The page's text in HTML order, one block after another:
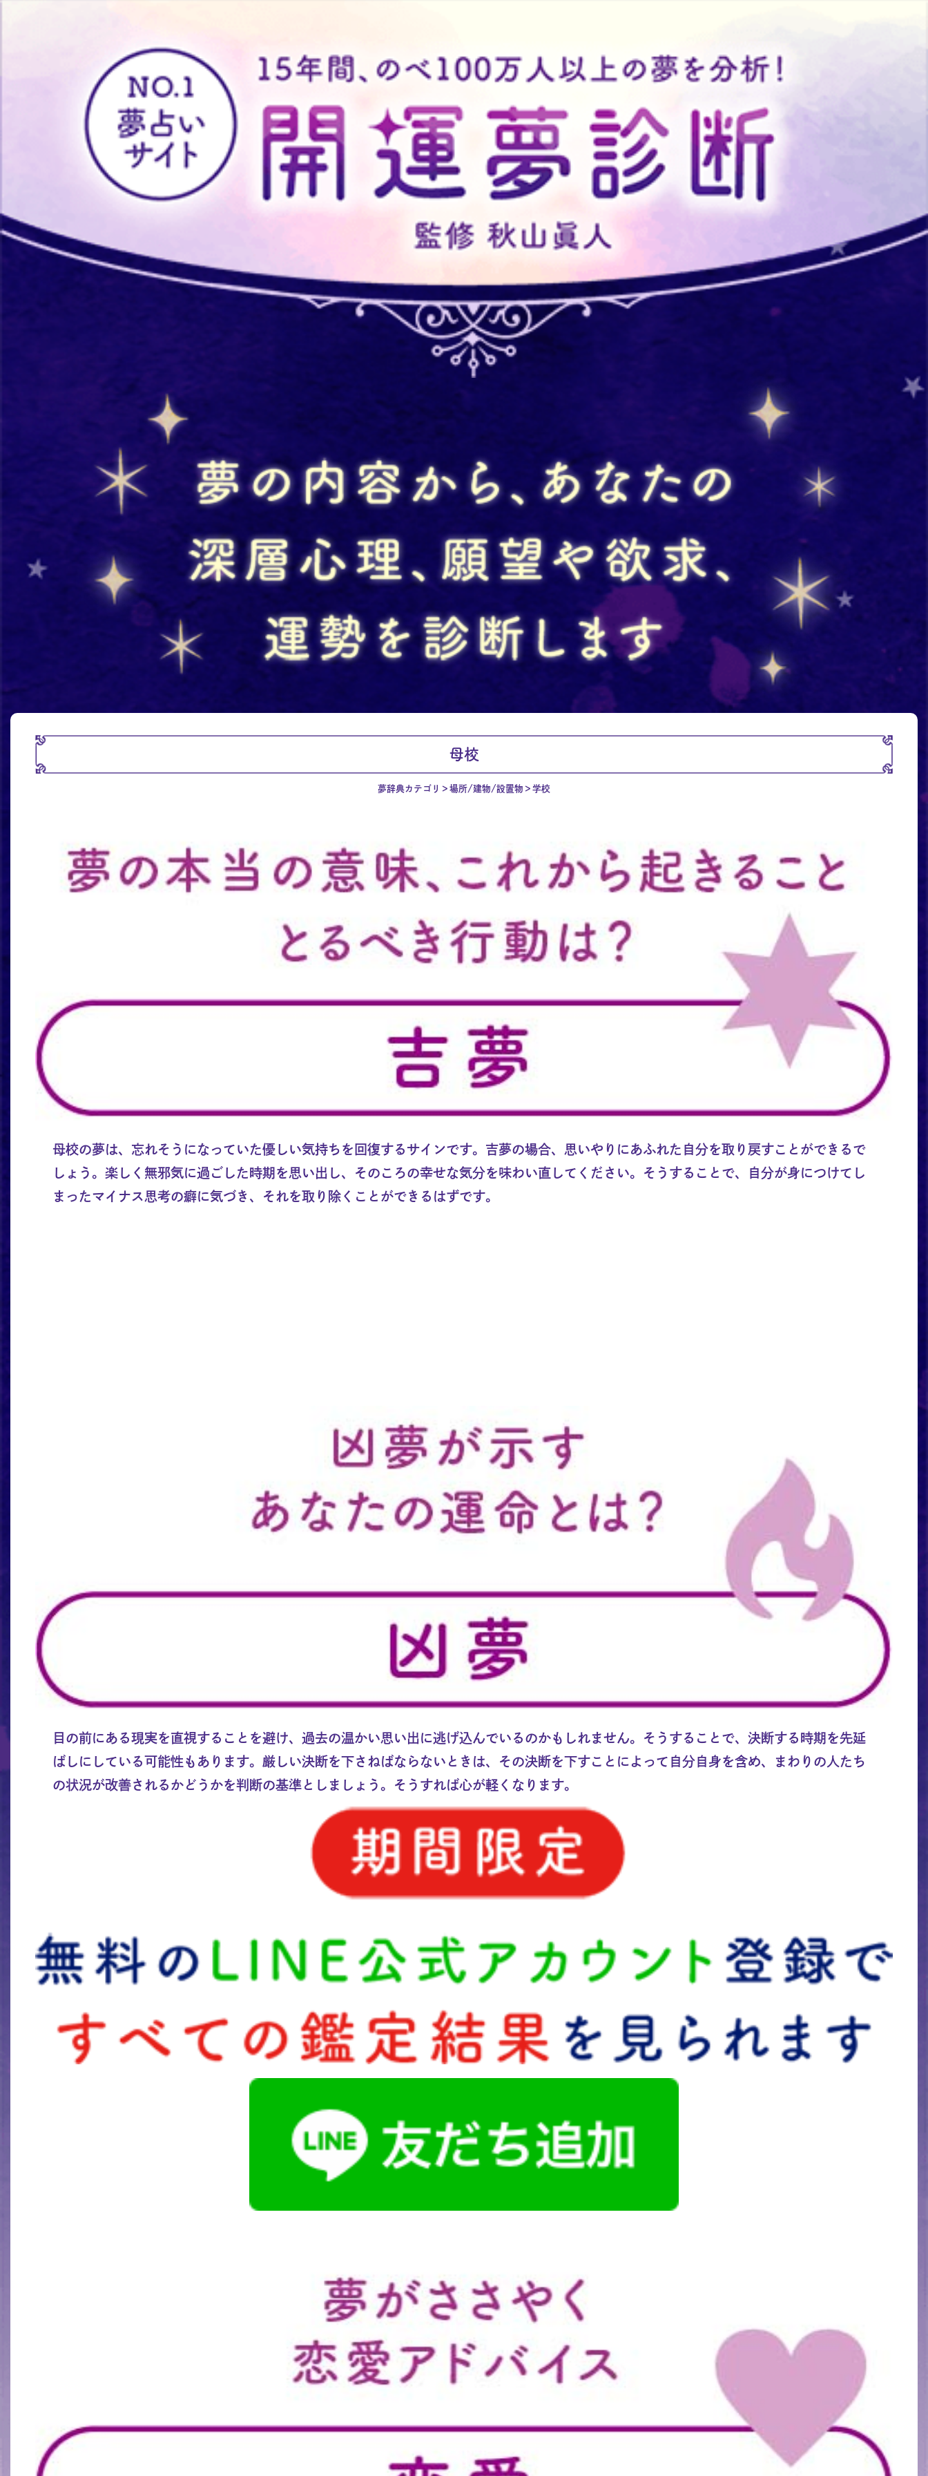
母校
夢辞典カテゴリ 場所/建物/設置物 学校
母校の夢は、忘れそうになっていた優しい気持ちを回復するサインです。吉夢の場合、思いやりにあふれた自分を取り戻すことができるで
しょう。楽しく無邪気に過ごした時期を思い出し、そのころの幸せな気分を味わい直してください。そうすることで、自分が身につけてし
まったマイナス思考の癖に気づき、それを取り除くことができるはずです。
目の前にある現実を直視することを避け、過去の温かい思い出に逃げ込んでいるのかもしれません。そうすることで、決断する時期を先延
ばしにしている可能性もあります。厳しい決断を下さねばならないときは、その決断を下すことによって自分自身を含め、まわりの人たち
の状況が改善されるかどうかを判断の基準としましょう。そうすれば心が軽くなります。